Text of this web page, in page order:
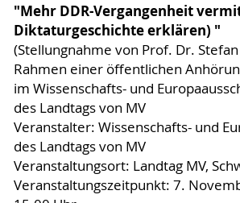
"Mehr DDR-Vergangenheit
Diktaturgeschichte erklären) "
(Stellungnahme von Prof. Dr.
Rahmen einer öffentlichen
im Wissenschafts- und
des Landtags von MV
Veranstalter: Wissenschafts- und
des Landtags von MV
Veranstaltungsort: Landtag MV,
Veranstaltungszeitpunkt: 7.